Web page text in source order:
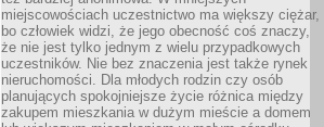
miejscowościach uczestnictwo ma większy ciężar,
bo człowiek widzi, że jego obecność coś znaczy,
że nie jest tylko jednym z wielu przypadkowych
uczestników. Nie bez znaczenia jest także rynek
nieruchomości. Dla młodych rodzin czy osób
planujących spokojniejsze życie różnica między
zakupem mieszkania w dużym mieście a domem